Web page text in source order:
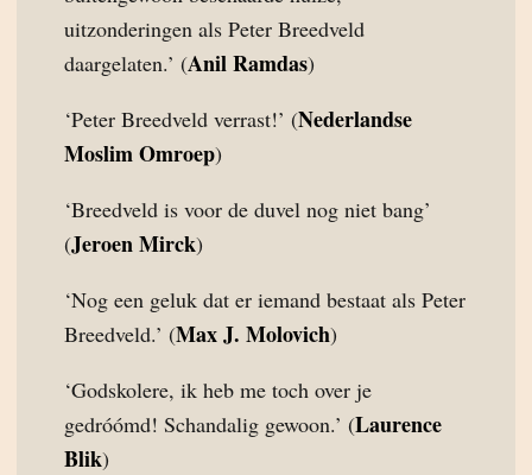
uitzonderingen als Peter Breedveld
daargelaten.’ (Anil Ramdas)
‘Peter Breedveld verrast!’ (Nederlandse
Moslim Omroep)
‘Breedveld is voor de duvel nog niet bang’
(Jeroen Mirck)
‘Nog een geluk dat er iemand bestaat als Peter
Breedveld.’ (Max J. Molovich)
‘Godskolere, ik heb me toch over je
gedróómd! Schandalig gewoon.’ (Laurence
Blik)